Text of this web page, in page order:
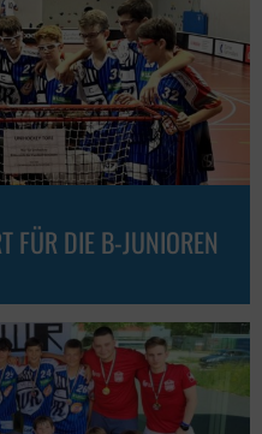
FÜR DIE B-JUNIOREN